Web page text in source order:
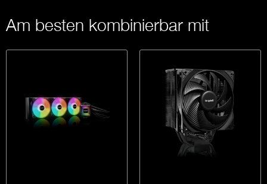
Am besten kombinierbar mit